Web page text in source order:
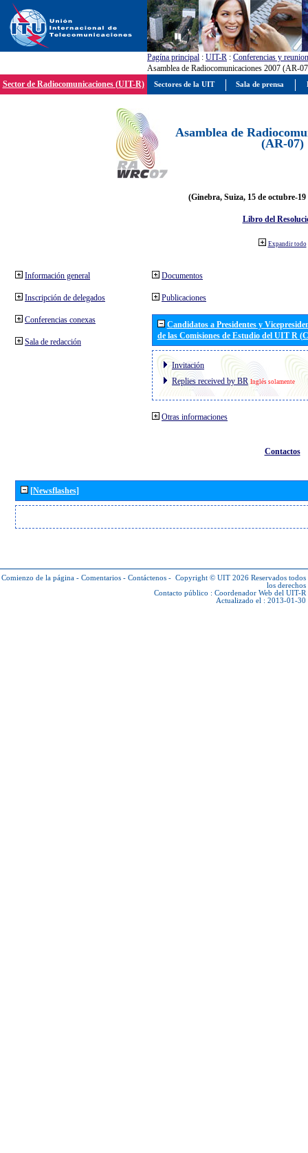
Pagína principal : UIT-R : Conferencias y
Asamblea de Radiocomunicaciones 2007 (AR-
Sector de Radiocomunicaciones (UIT-R)
Asamblea de
(AR-07)
(Ginebra, Suiza, 15 de octubre-19
Libro del
Expandir todo
Información general
Inscripción de delegados
Conferencias conexas
Sala de redacción
Documentos
Publicaciones
Candidatos a Presidentes y
de las Comisiones de Estudio del UIT R
Invitación
Replies received by BR Inglés solamente
Otras informaciones
Contactos
[Newsflashes]
Comienzo de la página - Comentarios - Contáctenos - Copyright © UIT 2026 Reservados todos
los derechos
Contacto público : Coordenador Web del UIT-R
Actualizado el : 2013-01-30
Sectores de la UIT Sala de prensa